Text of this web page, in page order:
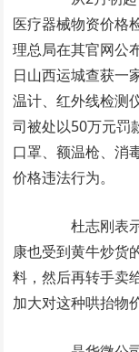
医疗器械物资价格
理总局在其官网公
日山西运城查获一
温计、红外线检测
司被处以50万元罚
口罩、额温枪、消
价格违法行为。
杜志刚表示
康也受到黄牛炒货
料，然后再转手卖
加大对这种哄抬物